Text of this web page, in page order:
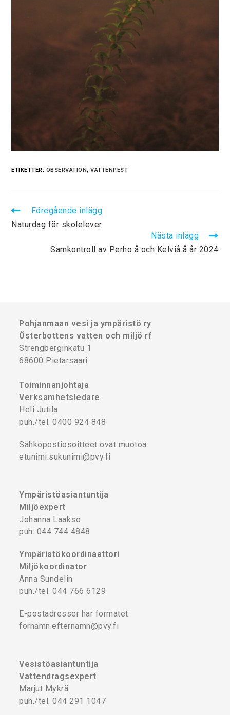
ETIKETTER: OBSERVATION VATTENPEST
Föregående inlägg
Naturdag för skolelever
Nästa inlägg
Samkontroll av Perho å och Kelviå å år 2024
Pohjanmaan vesi ja ympäristö ry
Österbottens vatten och miljö rf
Strengberginkatu 1
68600 Pietarsaari
Toiminnanjohtaja
Verksamhetsledare
Heli Jutila
puh./tel. 0400 924 848
Sähköpostiosoitteet ovat muotoa:
etunimi.sukunimi@pvy.fi
Ympäristöasiantuntija
Miljöexpert
Johanna Laakso
puh: 044 744 4848
Ympäristökoordinaattori
Miljökoordinator
Anna Sundelin
puh./tel. 044 766 6129
E-postadresser har formatet:
förnamn.efternamn@pvy.fi
Vesistöasiantuntija
Vattendragsexpert
Marjut Mykrä
puh./tel. 044 291 1047